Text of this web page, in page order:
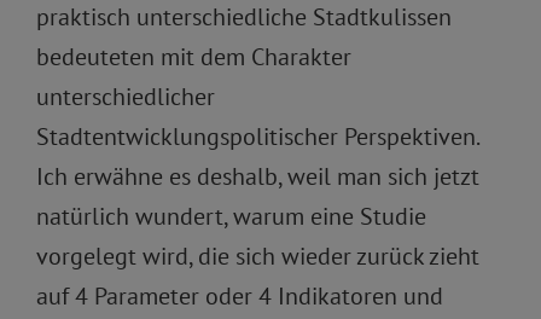
praktisch unterschiedliche Stadtkulissen
bedeuteten mit dem Charakter
unterschiedlicher
Stadtentwicklungspolitischer Perspektiven.
Ich erwähne es deshalb, weil man sich jetzt
natürlich wundert, warum eine Studie
vorgelegt wird, die sich wieder zurück zieht
auf 4 Parameter oder 4 Indikatoren und